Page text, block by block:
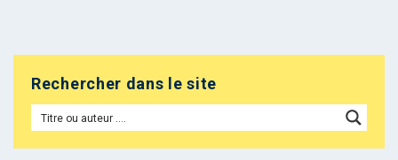
Rechercher dans le site